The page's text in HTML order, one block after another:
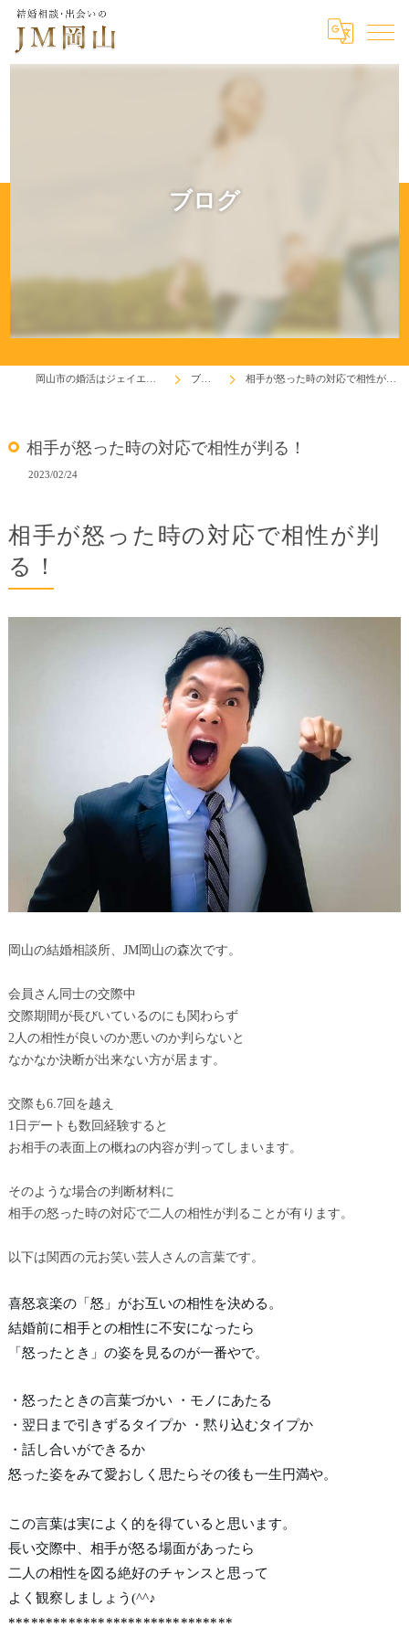
ブログ
ブログ 相手が怒った時の対応で相性が判る！
相手が怒った時の対応で相性が判る！
2023/02/24
相手が怒った時の対応で相性が判
る！
岡山の結婚相談所、JM岡山の森次です。
会員さん同士の交際中
交際期間が長びいているのにも関わらず
2人の相性が良いのか悪いのか判らないと
なかなか決断が出来ない方が居ます。
交際も6.7回を越え
1日デートも数回経験すると
お相手の表面上の概ねの内容が判ってしまいます。
そのような場合の判断材料に
相手の怒った時の対応で二人の相性が判ることが有ります。
以下は関西の元お笑い芸人さんの言葉です。
喜怒哀楽の「怒」がお互いの相性を決める。
結婚前に相手との相性に不安になったら
「怒ったとき」の姿を見るのが一番やで。
・怒ったときの言葉づかい
・モノにあたる
・翌日まで引きずるタイプか ・黙り込むタイプか
・話し合いができるか
怒った姿をみて愛おしく思たらその後も一生円満や。
この言葉は実によく的を得ていると思います。
長い交際中、相手が怒る場面があったら
二人の相性を図る絶好のチャンスと思って
よく観察しましょう(^^♪
******************************